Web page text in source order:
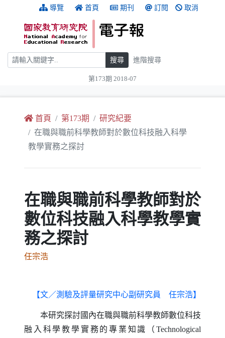
跳到主要內容 導覽 首頁 期刊 訂閱 取消
搜尋 搜尋 進階搜尋
第173期 2018-07
首頁 第173期
研究紀要
在職與職前科學教師對於數位科技融入科學
教學實務之探討
在職與職前科學教師對於
數位科技融入科學教學實
務之探討
任宗浩
【文／測驗及評量研究中心副研究員 任宗浩】
本研究探討國內在職與職前科學教師數位科技
融入科學教學實務的專業知識（ Technological